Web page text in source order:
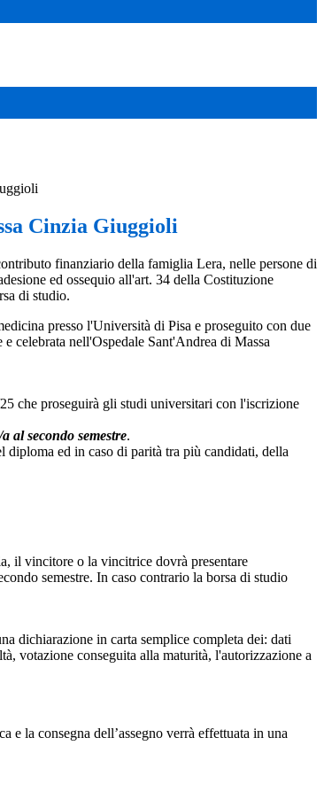
Cinzia Giuggioli
finanziario della famiglia Lera, nelle persone di
ed ossequio all'art. 34 della Costituzione
di studio.
presso l'Università di Pisa e proseguito con due
celebrata nell'Ospedale Sant'Andrea di Massa
che proseguirà gli studi universitari con l'iscrizione
al secondo semestre.
diploma ed in caso di parità tra più candidati, della
il vincitore o la vincitrice dovrà presentare
semestre. In caso contrario la borsa di studio
dichiarazione in carta semplice completa dei: dati
votazione conseguita alla maturità, l'autorizzazione a
la consegna dell’assegno verrà effettuata in una